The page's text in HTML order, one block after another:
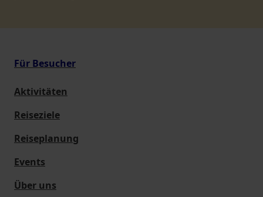
Für Besucher
Aktivitäten
Reiseziele
Reiseplanung
Events
Über uns